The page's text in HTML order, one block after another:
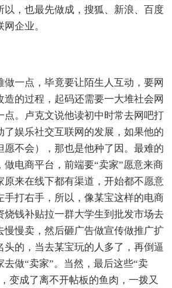
以，也最先做成，搜狐、新浪、百度
企业。
做一点，毕竟要让陌生人互动，要网
造的过程，起码还需要一大堆社会网
点。卢克文说他读初中时常去网吧打
了娱乐社交互联网的发展，如果他的
愿不会），那也是他种了因。最难的
做电商平台，前端要“卖家”愿意来商
原来在线下都有渠道，开始都不愿意
手打右手，所以，像某宝这样的电商
烧钱补贴拉一群大学生到批发市场去
慢慢卖，然后砸广告做宣传做推广扩
头的，当去某宝玩的人多了，再倒逼
做“卖家”。当然，最后这些“卖
变成了离不开帖板的鱼肉，一拨又